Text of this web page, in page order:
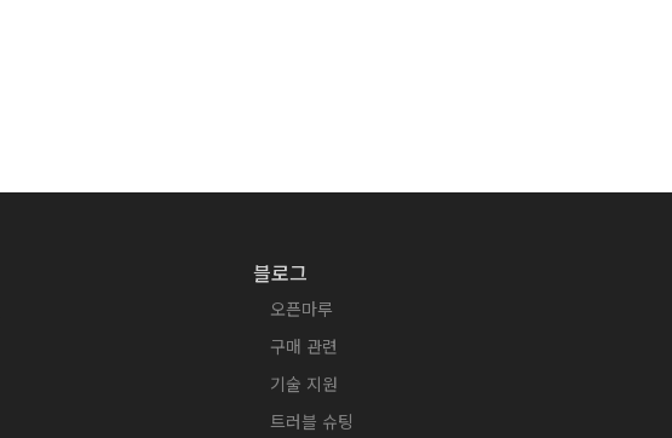
블로그
오픈마루
구매 관련
기술 지원
트러블 슈팅